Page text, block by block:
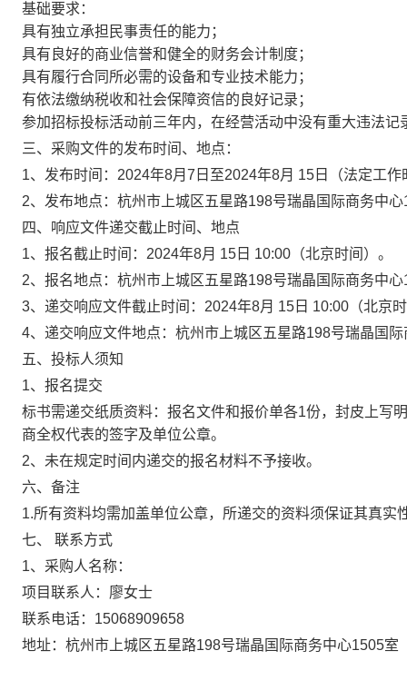
基础要求：
具有独立承担民事责任的能力；
具有良好的商业信誉和健全的财务会计制度；
具有履行合同所必需的设备和专业技术能力；
有依法缴纳税收和社会保障资信的良好记录；
参加招标投标活动前三年内，在经营活动中没有重大违法记
三、采购文件的发布时间、地点：
1、发布时间： 2024年8月 7 日至2024年8月 15 日 （法定工作
2、发布地点：杭州市上城区五星路198号瑞晶国际商务中
四、响应文件递交截止时间、地点
1、 报名截止时间 ： 2024年8月 15 日 10:00（北京时间）。
2、 报名地点：杭州市上城区五星路198号瑞晶国际商务中
3、递交响应文件截止时间： 2024年8月 15 日 10:00（北京
4、递交响应文件地点：杭州市上城区五星路198号瑞晶国
五、 投标人须知
1、 报名提交
标书需递交纸质资料：报名文件和报价单各1份，封皮上写
商全权代表的签字及单位公章。
2、 未在规定时间内递交的报名材料不予接收。
六、备注
1.所有资料均需加盖单位公章，所递交的资料须保证其真实
七、
联系方式
1、采购人名称：
项目联系人： 廖女士
联系电话： 15068909658
地址： 杭州市上城区五星路198号瑞晶国际商务中心1505室